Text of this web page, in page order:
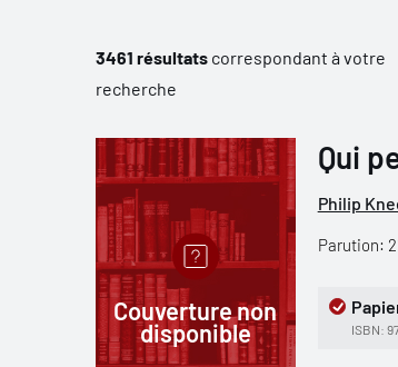
3461 résultatscorrespondant à votre
recherche
Couverture non
disponible
Qui
Philip
Parution:
ISBN: